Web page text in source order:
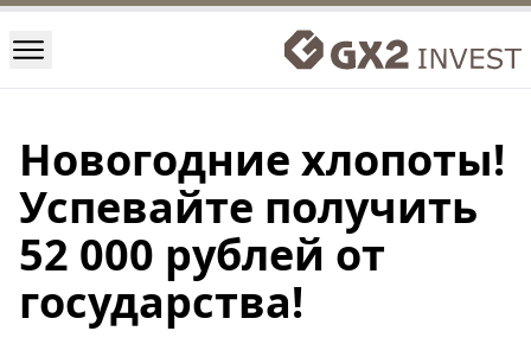
Новогодние хлопоты!
Успевайте получить
52 000 рублей от
государства!